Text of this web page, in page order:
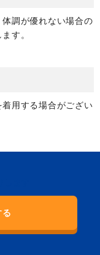
調が優れない場合の
す。
用する場合がござい